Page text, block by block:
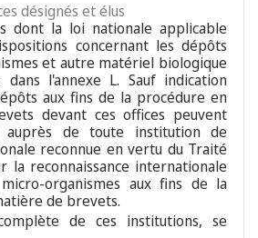
désignés et élus
dont la loi nationale applicable
concernant les dépôts
et autre matériel biologique
dans l'annexe L. Sauf indication
aux fins de la procédure en
devant ces offices peuvent
auprès de toute institution de
reconnue en vertu du Traité
la reconnaissance internationale
organismes aux fins de la
de brevets.
de ces institutions, se